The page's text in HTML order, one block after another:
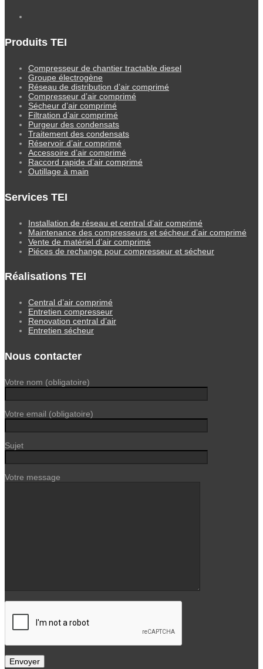
Produits TEI
Compresseur de chantier tractable diesel
Groupe électrogène
Réseau de distribution d’air comprimé
Compresseur d’air comprimé
Sécheur d’air comprimé
Filtration d’air comprimé
Purgeur des condensats
Traitement des condensats
Réservoir d’air comprimé
Accessoire d’air comprimé
Raccord rapide d’air comprimé
Outillage à main
Services TEI
Installation de réseau et central d’air comprimé
Maintenance des compresseurs et sécheur d’air comprimé
Vente de matériel d’air comprimé
Piéces de rechange pour compresseur et sécheur
Réalisations TEI
Central d’air comprimé
Entretien compresseur
Renovation central d’air
Entretien sécheur
Nous contacter
Votre nom (obligatoire)
Votre email (obligatoire)
Sujet
Votre message